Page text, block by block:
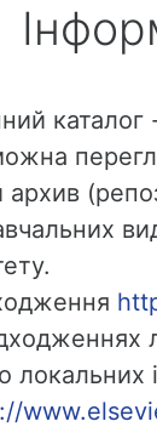
каталог
локальних